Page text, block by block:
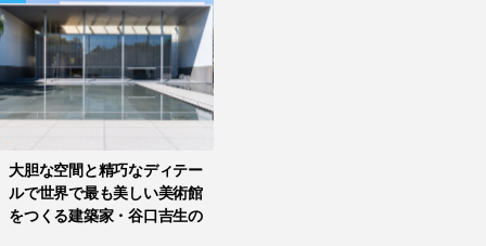
大胆な空間と精巧なディテー
ルで世界で最も美しい美術館
をつくる建築家・谷口吉生の